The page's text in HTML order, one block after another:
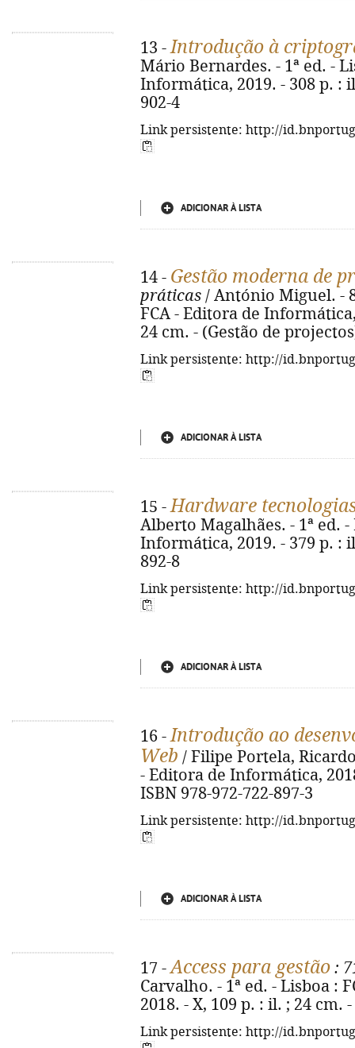
13 -Introdução à
Mário Bernardes. - 1ª ed. -
Informática, 2019. - 308 p. :
902-4
Link persistente: http://
ADICIONAR À LISTA
14 - Gestão moderna de
práticas / António Miguel. -
FCA - Editora de
24 cm. - (Gestão de
Link persistente: http://
ADICIONAR À LISTA
15 -Hardware
Alberto Magalhães. - 1ª ed.
Informática, 2019. - 379 p. :
892-8
Link persistente: http://
ADICIONAR À LISTA
16 -Introdução ao
Web / Filipe Portela,
- Editora de Informática,
ISBN 978-972-722-897-3
Link persistente: http://
ADICIONAR À LISTA
17 -Access para gestão :
Carvalho. - 1ª ed. - Lisboa :
2018. - X, 109 p. : il. ; 24 cm.
Link persistente: http://